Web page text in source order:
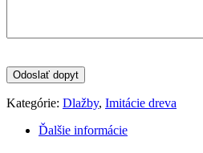
Kategórie: Dlažby, Imitácie dreva
Ďalšie informácie